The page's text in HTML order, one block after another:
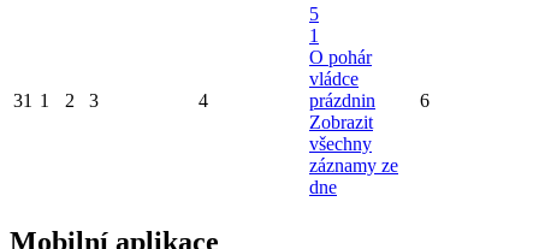
31 1 2 3 4
5
1
O pohár
vládce
prázdnin
Zobrazit
všechny
záznamy ze
dne
6
Mobilní aplikace